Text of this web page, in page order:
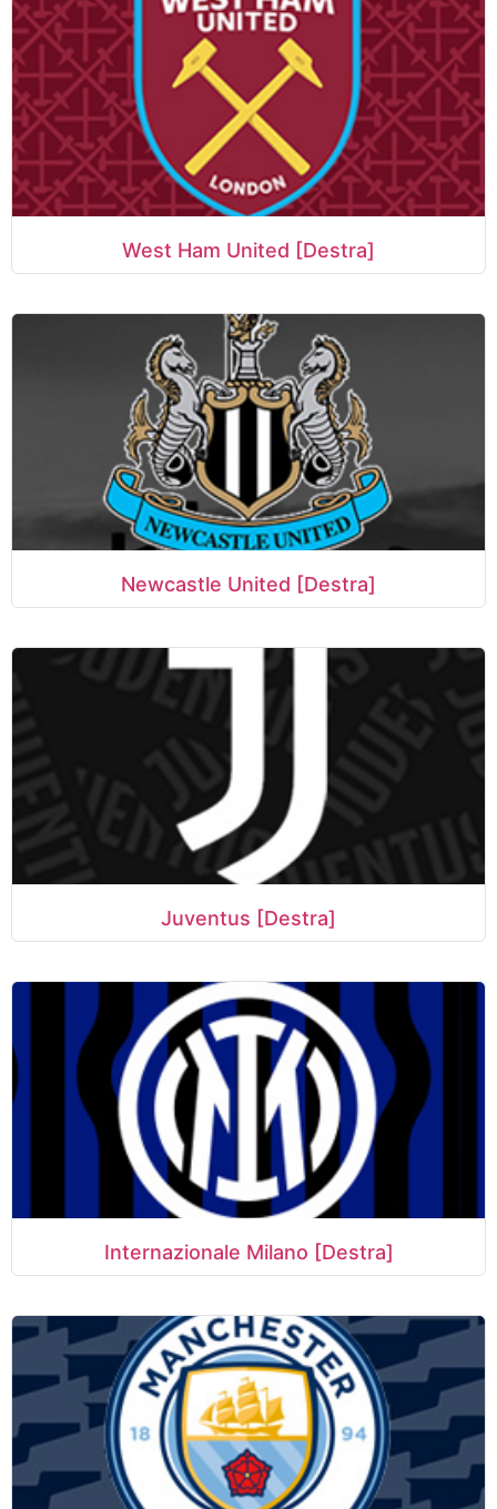
West Ham United [Destra]
Newcastle United [Destra]
Juventus [Destra]
Internazionale Milano [Destra]